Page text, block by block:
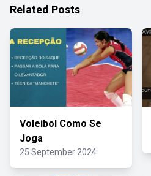
Related Posts
Voleibol Como Se
Joga
25 September 2024